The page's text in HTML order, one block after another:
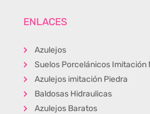
ENLACES
Azulejos
Suelos Porcelánicos Imitación
Azulejos imitación Piedra
Baldosas Hidraulicas
Azulejos Baratos